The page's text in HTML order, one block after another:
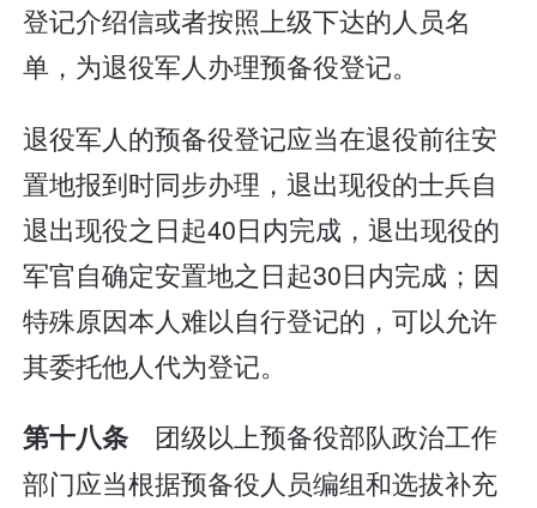
登记介绍信或者按照上级下达的人员名
单，为退役军人办理预备役登记。
退役军人的预备役登记应当在退役前往安
置地报到时同步办理，退出现役的士兵自
退出现役之日起40日内完成，退出现役的
军官自确定安置地之日起30日内完成；因
特殊原因本人难以自行登记的，可以允许
其委托他人代为登记。
第十八条 团级以上预备役部队政治工作
部门应当根据预备役人员编组和选拔补充